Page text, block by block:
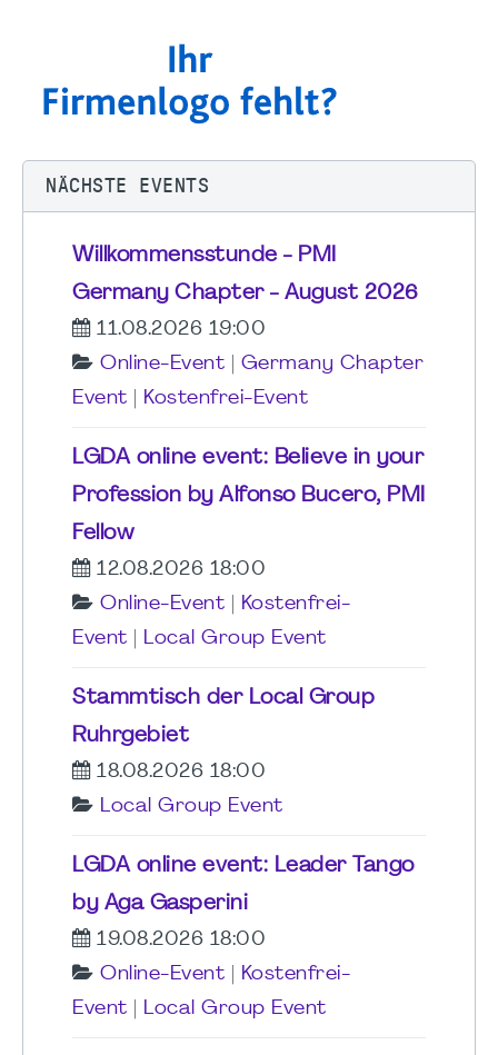
NÄCHSTE EVENTS
Willkommensstunde - PMI
Germany Chapter - August 2026
11.08.2026 19:00
Online-Event
Germany Chapter
Event
Kostenfrei-Event
LGDA online event: Believe in your
Profession by Alfonso Bucero, PMI
Fellow
12.08.2026 18:00
Online-Event
Kostenfrei-
Event
Local Group Event
Stammtisch der Local Group
Ruhrgebiet
18.08.2026 18:00
Local Group Event
LGDA online event: Leader Tango
by Aga Gasperini
19.08.2026 18:00
Online-Event
Kostenfrei-
Event
Local Group Event